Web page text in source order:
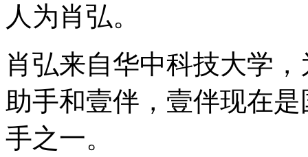
人为肖弘。
肖弘来自华中科技大学
助手和壹伴，壹伴现在
手之一。